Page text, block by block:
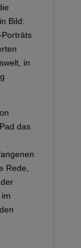
Bild:
in
das
Rede,